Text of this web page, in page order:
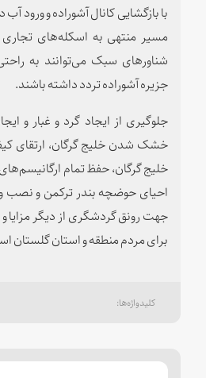
با بازگشایی کانال آشوراده و ورود آب
مسیر منتهی به اسکله‌های
شناورهای سبک می‌توانند به
جزیره آشوراده تردد داشته باشند.
جلوگیری از ایجاد گرد و غبار و
خشک شدن خلیج گرگان، ارتقای
خلیج گرگان، حفظ تمام
احیای حوضچه بندر ترکمن و نصب و
جهت رونق گردشگری از دیگر مزایا
برای مردم منطقه و استان گلستان